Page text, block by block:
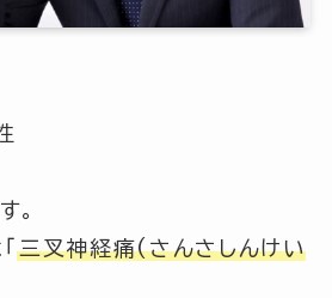
。
三叉神経痛(さんさしんけい